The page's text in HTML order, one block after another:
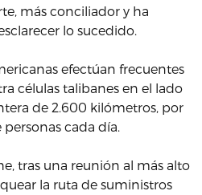
más conciliador y ha
lo sucedido.
efectúan frecuentes
células talibanes en el lado
de 2.600 kilómetros, por
cada día.
tras una reunión al más alto
la ruta de suministros